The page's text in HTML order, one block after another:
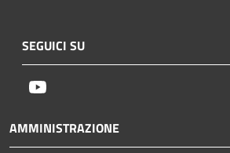
SEGUICI SU
AMMINISTRAZIONE